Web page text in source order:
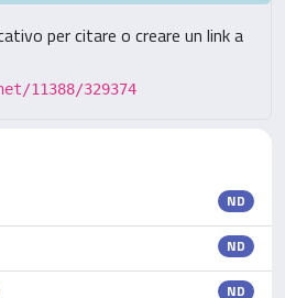
per citare o creare un link a
11388/329374
ND
ND
ND